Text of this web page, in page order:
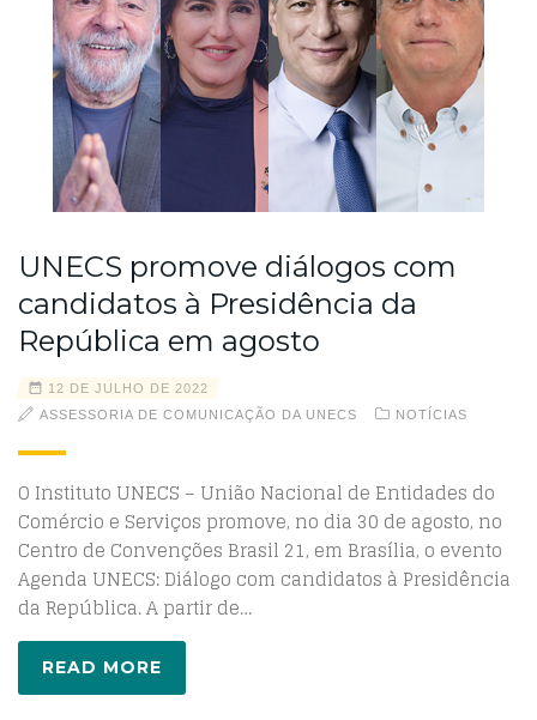
UNECS promove diálogos com
candidatos à Presidência da
República em agosto
12 DE JULHO DE 2022
ASSESSORIA DE COMUNICAÇÃO DA UNECS
NOTÍCIAS
O Instituto UNECS – União Nacional de Entidades do
Comércio e Serviços promove, no dia 30 de agosto, no
Centro de Convenções Brasil 21, em Brasília, o evento
Agenda UNECS: Diálogo com candidatos à Presidência
da República. A partir de…
READ MORE